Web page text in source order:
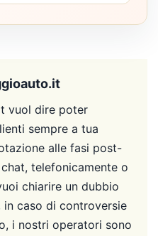
vuol dire poter
sempre a tua
alle fasi post-
telefonicamente o
chiarire un dubbio
caso di controversie
i nostri operatori sono